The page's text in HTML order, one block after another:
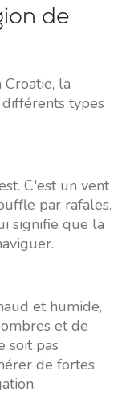
de
la
types
C'est un vent
par rafales.
signifie que la
et humide,
et de
soit pas
de fortes